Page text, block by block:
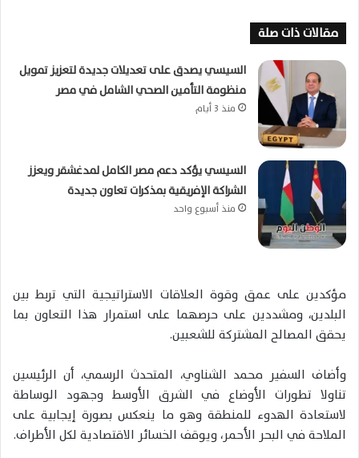
مقالات ذات صلة
السيسي يصدق على تعديلات جديدة لتعزيز تمويل
منظومة التأمين الصحي الشامل في مصر
منذ 3 أيام
السيسي يؤكد دعم مصر الكامل لمدغشقر ويعزز
الشراكة الإفريقية بمذكرات تعاون جديدة
منذ أسبوع واحد
مؤكدين على عمق وقوة العلاقات الاستراتيجية التي تربط بين
البلدين، ومشددين على حرصهما على استمرار هذا التعاون بما
يحقق المصالح المشتركة للشعبين.
وأضاف السفير محمد الشناوي، المتحدث الرسمي، أن الرئيسين
تناولا تطورات الأوضاع في الشرق الأوسط وجهود الوساطة
لاستعادة الهدوء للمنطقة وهو ما ينعكس بصورة إيجابية على
الملاحة في البحر الأحمر، ويوقف الخسائر الاقتصادية لكل الأطراف.